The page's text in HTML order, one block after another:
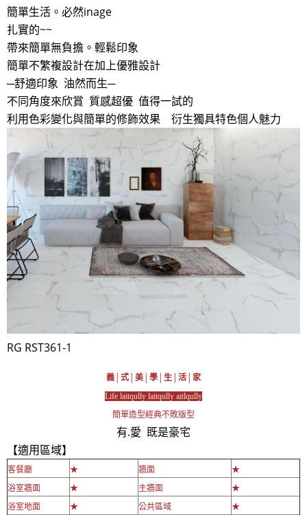
簡單生活。必然inage
扎實的~~
帶來簡單無負擔。輕鬆印象
簡單不繁複設計在加上優雅設計
─舒適印象 油然而生─
不同角度來欣賞 質感超優 值得一試的
利用色彩變化與簡單的修飾效果 衍生獨具特色個人魅力
RG RST361-1
義│式│美│學│生│活│家
Life laitqully laitqully aitlqully
簡單造型經典不敗版型
有.愛 既是豪宅
【適用區域】
客餐廳 ★ 牆面
★
浴室牆面
★ 主牆面
★
浴室地面
★ 公共區域
★